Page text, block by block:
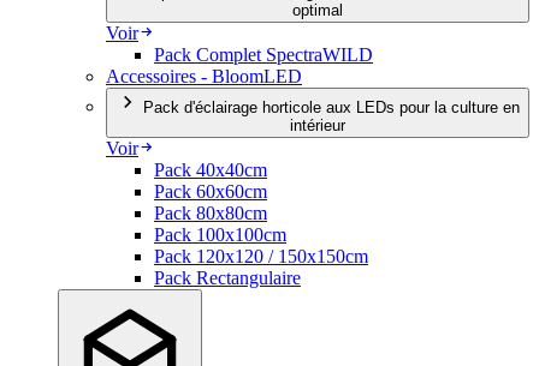
optimal
Voir
Pack Complet SpectraWILD
Accessoires - BloomLED
intérieur
Voir
Pack 40x40cm
Pack 60x60cm
Pack 80x80cm
Pack 100x100cm
Pack 120x120 / 150x150cm
Pack Rectangulaire